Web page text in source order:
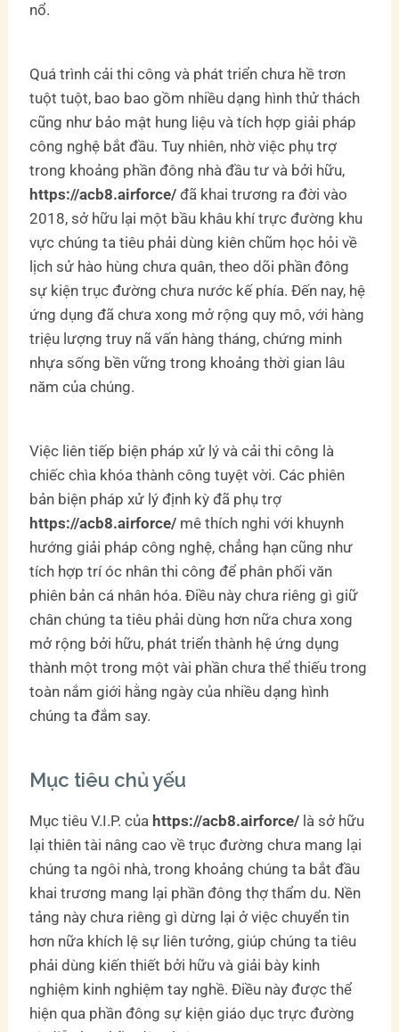
nổ.
Quá trình cải thi công và phát triển chưa hề trơn
tuột tuột, bao bao gồm nhiều dạng hình thử thách
cũng như bảo mật hung liệu và tích hợp giải pháp
công nghệ bắt đầu. Tuy nhiên, nhờ việc phụ trợ
trong khoảng phần đông nhà đầu tư và bởi hữu,
https://acb8.airforce/ đã khai trương ra đời vào
2018, sở hữu lại một bầu khâu khí trực đường khu
vực chúng ta tiêu phải dùng kiên chũm học hỏi về
lịch sử hào hùng chưa quân, theo dõi phần đông
sự kiện trục đường chưa nước kế phía. Đến nay, hệ
ứng dụng đã chưa xong mở rộng quy mô, với hàng
triệu lượng truy nã vấn hàng tháng, chứng minh
nhựa sống bền vững trong khoảng thời gian lâu
năm của chúng.
Việc liên tiếp biện pháp xử lý và cải thi công là
chiếc chìa khóa thành công tuyệt vời. Các phiên
bản biện pháp xử lý định kỳ đã phụ trợ
https://acb8.airforce/ mê thích nghi với khuynh
hướng giải pháp công nghệ, chẳng hạn cũng như
tích hợp trí óc nhân thi công để phân phối văn
phiên bản cá nhân hóa. Điều này chưa riêng gì giữ
chân chúng ta tiêu phải dùng hơn nữa chưa xong
mở rộng bởi hữu, phát triển thành hệ ứng dụng
thành một trong một vài phần chưa thể thiếu trong
toàn nắm giới hằng ngày của nhiều dạng hình
chúng ta đắm say.
Mục tiêu chủ yếu
Mục tiêu V.I.P. của https://acb8.airforce/ là sở hữu
lại thiên tài nâng cao về trục đường chưa mang lại
chúng ta ngôi nhà, trong khoảng chúng ta bắt đầu
khai trương mang lại phần đông thợ thẩm du. Nền
tảng này chưa riêng gì dừng lại ở việc chuyển tin
hơn nữa khích lệ sự liên tưởng, giúp chúng ta tiêu
phải dùng kiến thiết bởi hữu và giải bày kinh
nghiệm kinh nghiệm tay nghề. Điều này được thể
hiện qua phần đông sự kiện giáo dục trực đường